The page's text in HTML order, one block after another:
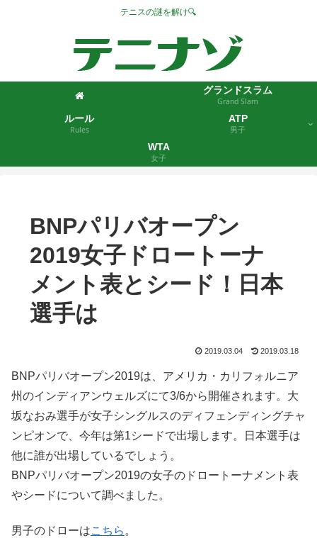
テニスの謎を解け🔍
グランドスラム
Grand Slam
ルール
Rules
ATP
男子
WTA
女子
BNPパリバオープン
2019女子ドロートーナ
メント表とシード！日本
選手は
2019.03.04 2019.03.18
BNPパリバオープン2019は、アメリカ・カリフォルニア
州のインディアンウェルズにて3/6から開催されます。大
坂なおみ選手が女子シングルスのディフェンディングチャ
ンピオンで、今年は第1シードで出場します。日本選手は
他に誰が出場しているでしょう。
BNPパリバオープン2019の女子のドロートーナメント表
やシードについて調べました。
男子のドローはこちら 。